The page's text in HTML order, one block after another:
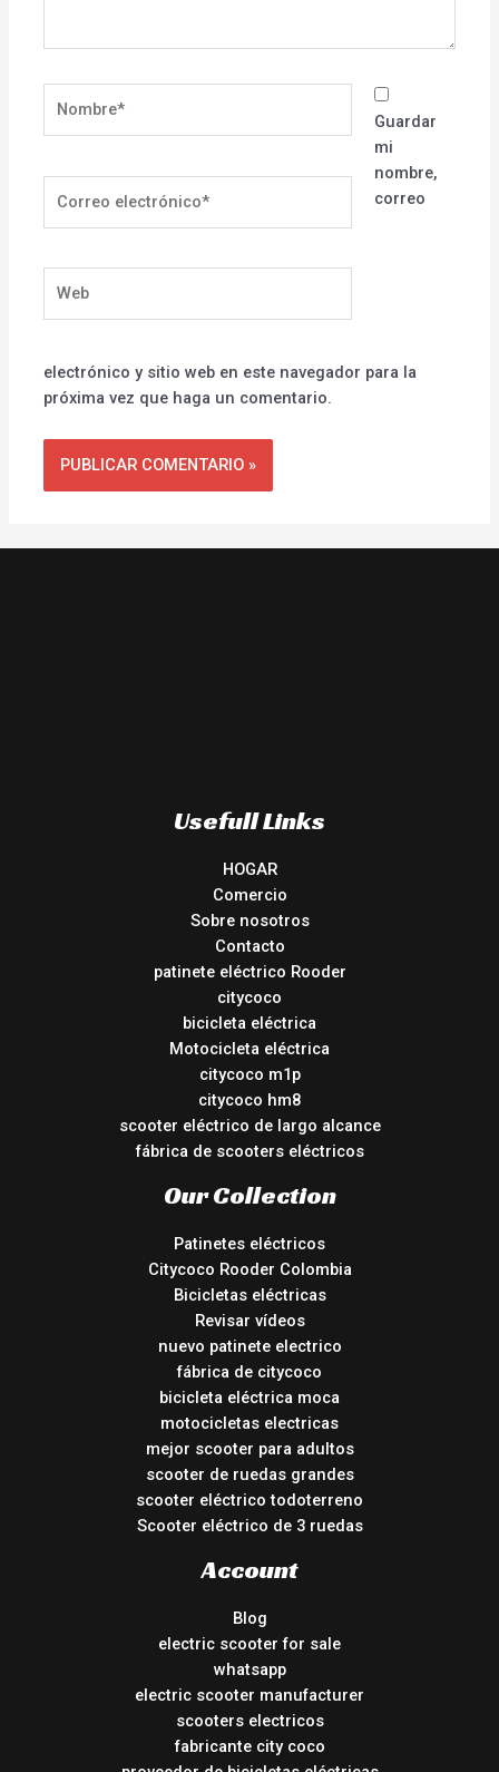
electrónico*
Guardar
mi
nombre,
correo
electrónico y sitio web en este navegador para la
próxima vez que haga un comentario.
Usefull Links
HOGAR
Comercio
Sobre nosotros
Contacto
patinete eléctrico Rooder
citycoco
bicicleta eléctrica
Motocicleta eléctrica
citycoco m1p
citycoco hm8
scooter eléctrico de largo alcance
fábrica de scooters eléctricos
Our Collection
Patinetes eléctricos
Citycoco Rooder Colombia
Bicicletas eléctricas
Revisar vídeos
nuevo patinete electrico
fábrica de citycoco
bicicleta eléctrica moca
motocicletas electricas
mejor scooter para adultos
scooter de ruedas grandes
scooter eléctrico todoterreno
Scooter eléctrico de 3 ruedas
Account
Blog
electric scooter for sale
whatsapp
electric scooter manufacturer
scooters electricos
fabricante city coco